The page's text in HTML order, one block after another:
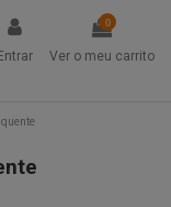
Entrar
0
Ver o meu carrito